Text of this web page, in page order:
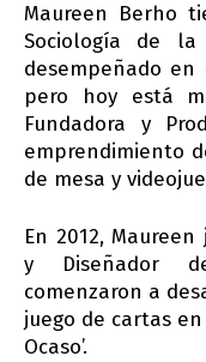
Maureen Berho
Sociología de
desempeñado en
pero hoy está
Fundadora y
emprendimiento
de mesa y
En 2012,
y Diseñador
comenzaron a
juego de cartas
Ocaso’.